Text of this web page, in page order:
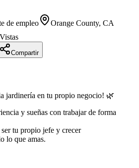
de empleo
Orange County, CA
Vistas
Compartir
jardinería en tu propio negocio! 🌿
y sueñas con trabajar de forma
tu propio jefe y crecer
lo que amas.